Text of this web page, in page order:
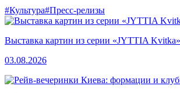
#Культура#Пресс-релизы
Выставка картин из серии «JYTTIA
03.08.2026